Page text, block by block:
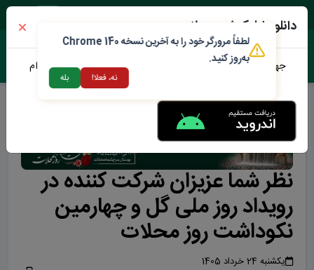
نظر شما عزیزان شرکت کننده در
رویداد روز ملی گل و چهارمین
نکوداشت روز محلات
یکشنبه 24 خرداد 1405
دانلود اپلیکیشن محلات من
جهت دانلود نرم افزار محلات من می توانید از طریق لینک زیر اقدام
لطفاً مرورگر خود را به آخرین نسخه Chrome 140
به‌روز کنید.
نه، فعلا! بله